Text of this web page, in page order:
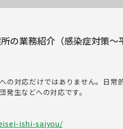
の業務紹介（感染症対策～
の対応だけではありません。日常
生などへの対応です。
ishi-saiyou/